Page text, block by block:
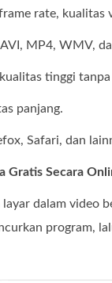
rate, kualitas
MP4, WMV,
tinggi tanpa
panjang.
Safari, dan
Gratis Secara
dalam video
program,